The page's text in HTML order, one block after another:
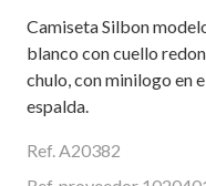
Camiseta Silbon
blanco con cuello
chulo, con minilogo en
espalda.
Ref. A20382